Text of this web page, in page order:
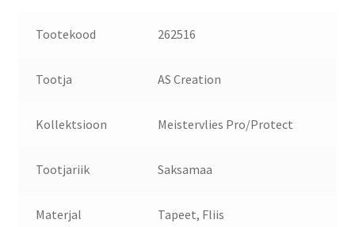
Tootekood 262516
Tootja AS Creation
Kollektsioon Meistervlies Pro/Protect
Tootjariik Saksamaa
Materjal Tapeet, Fliis